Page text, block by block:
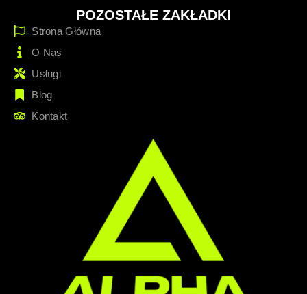
POZOSTAŁE ZAKŁADKI
Strona Główna
O Nas
Usługi
Blog
Kontakt